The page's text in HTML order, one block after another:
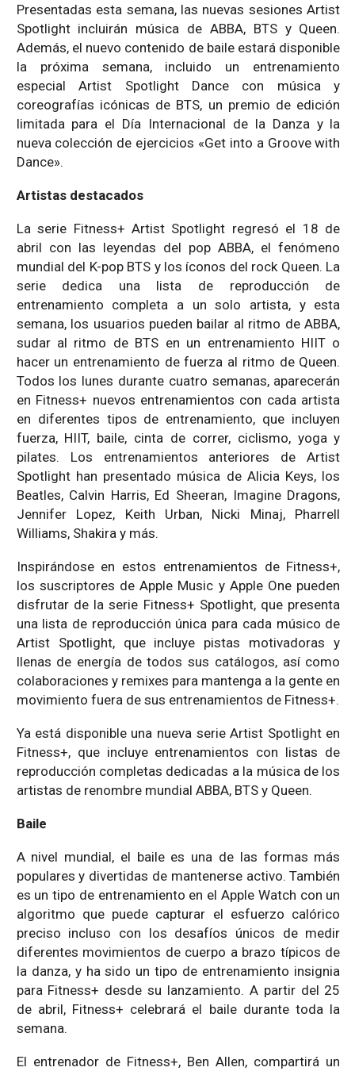
Presentadas esta semana, las nuevas sesiones Artist
Spotlight incluirán música de ABBA, BTS y Queen.
Además, el nuevo contenido de baile estará disponible
la próxima semana, incluido un entrenamiento
especial Artist Spotlight Dance con música y
coreografías icónicas de BTS, un premio de edición
limitada para el Día Internacional de la Danza y la
nueva colección de ejercicios «Get into a Groove with
Dance».
Artistas destacados
La serie Fitness+ Artist Spotlight regresó el 18 de
abril con las leyendas del pop ABBA, el fenómeno
mundial del K-pop BTS y los íconos del rock Queen. La
serie dedica una lista de reproducción de
entrenamiento completa a un solo artista, y esta
semana, los usuarios pueden bailar al ritmo de ABBA,
sudar al ritmo de BTS en un entrenamiento HIIT o
hacer un entrenamiento de fuerza al ritmo de Queen.
Todos los lunes durante cuatro semanas, aparecerán
en Fitness+ nuevos entrenamientos con cada artista
en diferentes tipos de entrenamiento, que incluyen
fuerza, HIIT, baile, cinta de correr, ciclismo, yoga y
pilates. Los entrenamientos anteriores de Artist
Spotlight han presentado música de Alicia Keys, los
Beatles, Calvin Harris, Ed Sheeran, Imagine Dragons,
Jennifer Lopez, Keith Urban, Nicki Minaj, Pharrell
Williams, Shakira y más.
Inspirándose en estos entrenamientos de Fitness+,
los suscriptores de Apple Music y Apple One pueden
disfrutar de la serie Fitness+ Spotlight, que presenta
una lista de reproducción única para cada músico de
Artist Spotlight, que incluye pistas motivadoras y
llenas de energía de todos sus catálogos, así como
colaboraciones y remixes para mantenga a la gente en
movimiento fuera de sus entrenamientos de Fitness+.
Ya está disponible una nueva serie Artist Spotlight en
Fitness+, que incluye entrenamientos con listas de
reproducción completas dedicadas a la música de los
artistas de renombre mundial ABBA, BTS y Queen.
Baile
A nivel mundial, el baile es una de las formas más
populares y divertidas de mantenerse activo. También
es un tipo de entrenamiento en el Apple Watch con un
algoritmo que puede capturar el esfuerzo calórico
preciso incluso con los desafíos únicos de medir
diferentes movimientos de cuerpo a brazo típicos de
la danza, y ha sido un tipo de entrenamiento insignia
para Fitness+ desde su lanzamiento. A partir del 25
de abril, Fitness+ celebrará el baile durante toda la
semana.
El entrenador de Fitness+, Ben Allen, compartirá un